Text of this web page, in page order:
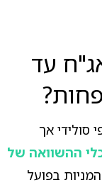
עד
סולידי אך
ההשוואה של
בפועל